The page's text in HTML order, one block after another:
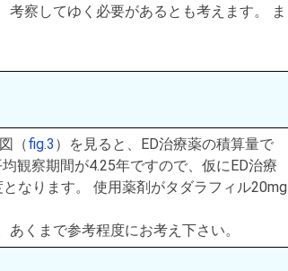
察してゆく必要があるとも考えます。 ま
（fig.3 ）を見ると、ED治療薬の積算量で
観察期間が4.25年ですので、仮にED治療
なります。 使用薬剤がタダラフィル20mg
くまで参考程度にお考え下さい。